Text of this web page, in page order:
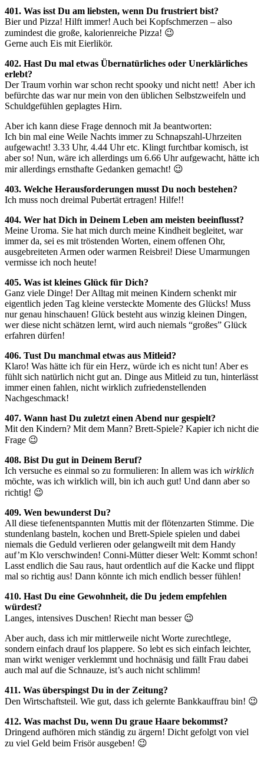
401. Was isst Du am liebsten, wenn Du frustriert bist?
Bier und Pizza! Hilft immer! Auch bei Kopfschmerzen – also
zumindest die große, kalorienreiche Pizza! 😉
Gerne auch Eis mit Eierlikör.
402. Hast Du mal etwas Übernatürliches oder Unerklärliches
erlebt?
Der Traum vorhin war schon recht spooky und nicht nett! Aber ich
befürchte das war nur mein von den üblichen Selbstzweifeln und
Schuldgefühlen geplagtes Hirn.
Aber ich kann diese Frage dennoch mit Ja beantworten:
Ich bin mal eine Weile Nachts immer zu Schnapszahl-Uhrzeiten
aufgewacht! 3.33 Uhr, 4.44 Uhr etc. Klingt furchtbar komisch, ist
aber so! Nun, wäre ich allerdings um 6.66 Uhr aufgewacht, hätte ich
mir allerdings ernsthafte Gedanken gemacht! 😉
403. Welche Herausforderungen musst Du noch bestehen?
Ich muss noch dreimal Pubertät ertragen! Hilfe!!
404. Wer hat Dich in Deinem Leben am meisten beeinflusst?
Meine Uroma. Sie hat mich durch meine Kindheit begleitet, war
immer da, sei es mit tröstenden Worten, einem offenen Ohr,
ausgebreiteten Armen oder warmen Reisbrei! Diese Umarmungen
vermisse ich noch heute!
405. Was ist kleines Glück für Dich?
Ganz viele Dinge! Der Alltag mit meinen Kindern schenkt mir
eigentlich jeden Tag kleine versteckte Momente des Glücks! Muss
nur genau hinschauen! Glück besteht aus winzig kleinen Dingen,
wer diese nicht schätzen lernt, wird auch niemals “großes” Glück
erfahren dürfen!
406. Tust Du manchmal etwas aus Mitleid?
Klaro! Was hätte ich für ein Herz, würde ich es nicht tun! Aber es
fühlt sich natürlich nicht gut an. Dinge aus Mitleid zu tun, hinterlässt
immer einen fahlen, nicht wirklich zufriedenstellenden
Nachgeschmack!
407. Wann hast Du zuletzt einen Abend nur gespielt?
Mit den Kindern? Mit dem Mann? Brett-Spiele? Kapier ich nicht die
Frage 😉
408. Bist Du gut in Deinem Beruf?
Ich versuche es einmal so zu formulieren: In allem was ich wirklich
möchte, was ich wirklich will, bin ich auch gut! Und dann aber so
richtig! 😉
409. Wen bewunderst Du?
All diese tiefenentspannten Muttis mit der flötenzarten Stimme. Die
stundenlang basteln, kochen und Brett-Spiele spielen und dabei
niemals die Geduld verlieren oder gelangweilt mit dem Handy
auf’m Klo verschwinden! Conni-Mütter dieser Welt: Kommt schon!
Lasst endlich die Sau raus, haut ordentlich auf die Kacke und flippt
mal so richtig aus! Dann könnte ich mich endlich besser fühlen!
410. Hast Du eine Gewohnheit, die Du jedem empfehlen
würdest?
Langes, intensives Duschen! Riecht man besser 😉
Aber auch, dass ich mir mittlerweile nicht Worte zurechtlege,
sondern einfach drauf los plappere. So lebt es sich einfach leichter,
man wirkt weniger verklemmt und hochnäsig und fällt Frau dabei
auch mal auf die Schnauze, ist’s auch nicht schlimm!
411. Was überspingst Du in der Zeitung?
Den Wirtschaftsteil. Wie gut, dass ich gelernte Bankkauffrau bin! 😉
412. Was machst Du, wenn Du graue Haare bekommst?
Dringend aufhören mich ständig zu ärgern! Dicht gefolgt von viel
zu viel Geld beim Frisör ausgeben! 😉